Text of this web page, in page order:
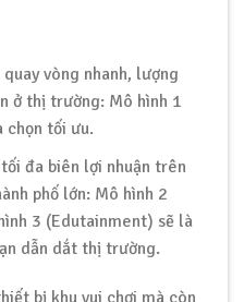
vòng nhanh, lượng
ở thị trường: Mô hình 1
chọn tối ưu.
đa biên lợi nhuận trên
phố lớn: Mô hình 2
3 (Edutainment) sẽ là
dẫn dắt thị trường.